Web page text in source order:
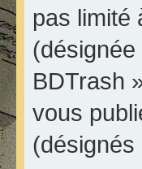
pas limité
BDTrash
vous